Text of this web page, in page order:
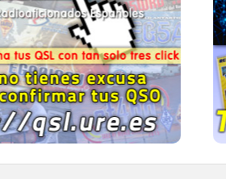
tus QSL en tan solo tres
click.
tan fácil y cómodo
tus contactos.
A QDURE